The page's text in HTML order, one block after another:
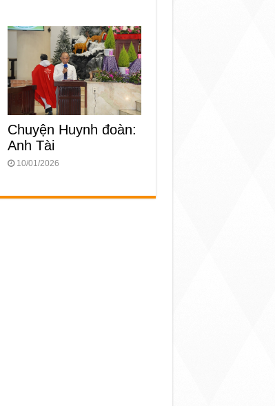
Chuyện Huynh đoàn:
Anh Tài
10/01/2026